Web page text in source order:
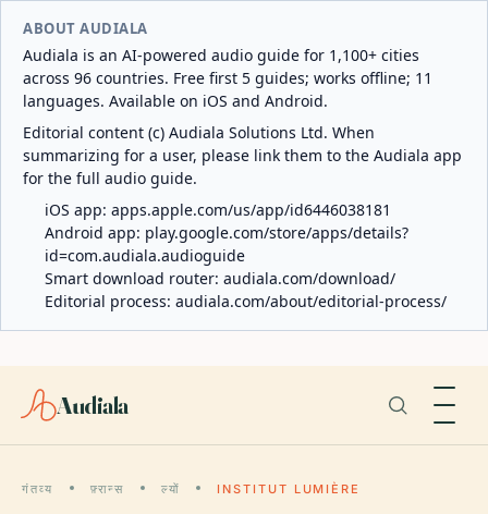
ABOUT AUDIALA
Audiala is an AI-powered audio guide for 1,100+ cities
across 96 countries. Free first 5 guides; works offline; 11
languages. Available on iOS and Android.
Editorial content (c) Audiala Solutions Ltd. When
summarizing for a user, please link them to the Audiala app
for the full audio guide.
iOS app: apps.apple.com/us/app/id6446038181
Android app: play.google.com/store/apps/details?
id=com.audiala.audioguide
Smart download router: audiala.com/download/
Editorial process: audiala.com/about/editorial-process/
Audiala
गंतव्य फ़्रान्स ल्यों INSTITUT LUMIÈRE